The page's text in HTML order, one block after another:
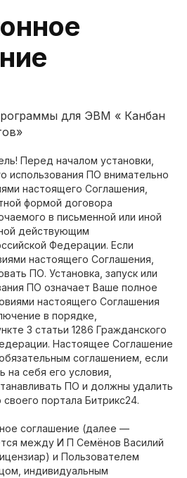
для ЭВМ « Канбан
Перед началом установки,
использования ПО внимательно
настоящего Соглашения,
формой договора
в письменной или иной
действующим
Федерации. Если
настоящего Соглашения,
ПО. Установка, запуск или
ПО означает Ваше полное
настоящего Соглашения
в порядке,
3 статьи 1286 Гражданского
Настоящее Соглашение
соглашением, если
на себя его условия,
ПО и должны удалить
портала Битрикс24.
соглашение (далее —
между И П Семёнов Василий
и Пользователем
индивидуальным